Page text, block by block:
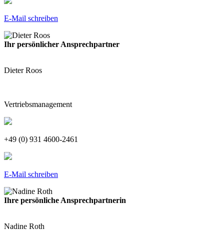
E-Mail schreiben
Ihr persönlicher Ansprechpartner
Dieter Roos
Vertriebsmanagement
+49 (0) 931 4600-2461
E-Mail schreiben
Ihre persönliche Ansprechpartnerin
Nadine Roth